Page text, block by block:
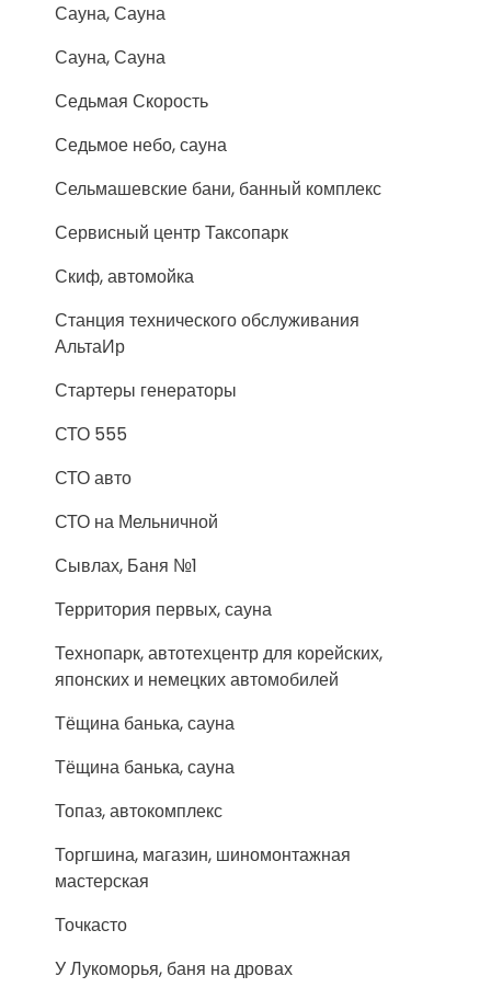
Сауна, Сауна
Сауна, Сауна
Седьмая Скорость
Седьмое небо, сауна
Сельмашевские бани, банный комплекс
Сервисный центр Таксопарк
Скиф, автомойка
Станция технического обслуживания
АльтаИр
Стартеры генераторы
СТО 555
СТО авто
СТО на Мельничной
Сывлах, Баня №1
Территория первых, сауна
Технопарк, автотехцентр для корейских,
японских и немецких автомобилей
Тёщина банька, сауна
Тёщина банька, сауна
Топаз, автокомплекс
Торгшина, магазин, шиномонтажная
мастерская
Точкасто
У Лукоморья, баня на дровах